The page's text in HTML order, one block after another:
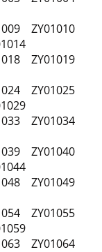
ZY01010
ZY01019
ZY01025
ZY01034
ZY01040
ZY01049
ZY01055
ZY01064